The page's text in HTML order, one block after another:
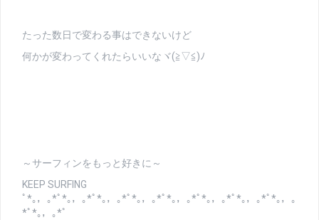
たった数日で変わる事はできないけど
何かが変わってくれたらいいなヾ(≧▽≦)ﾉ
～サーフィンをもっと好きに～
KEEP SURFING
ﾟ*｡，｡*ﾟ*｡，｡*ﾟ*｡，｡*ﾟ*｡，｡*ﾟ*｡，｡*ﾟ*｡，｡*ﾟ*｡，｡*ﾟ*｡，｡
*ﾟ*｡，｡*ﾟ